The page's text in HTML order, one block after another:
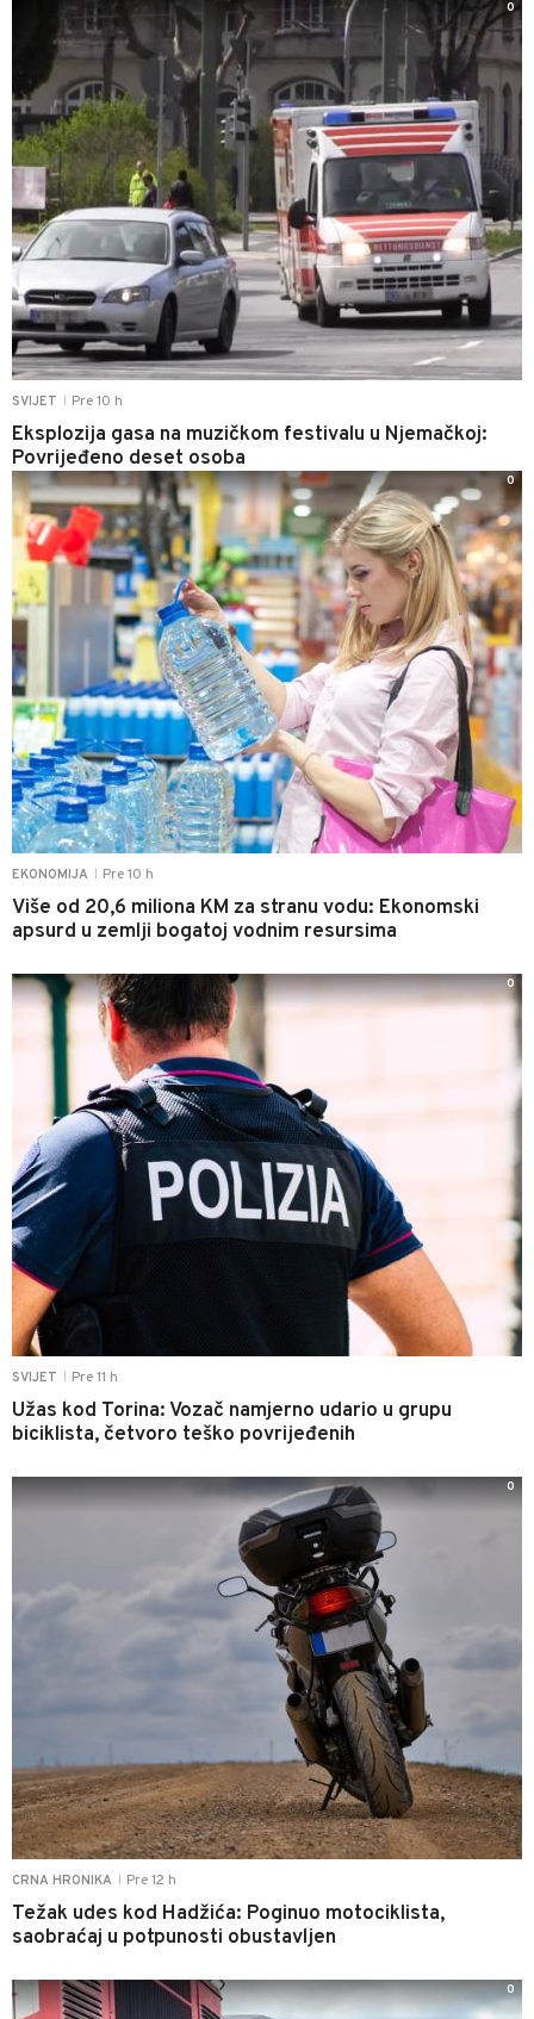
SVIJET Pre 10 h
Eksplozija gasa na muzičkom festivalu u Njemačkoj:
Povrijeđeno deset osoba
0
EKONOMIJA Pre 10 h
Više od 20,6 miliona KM za stranu vodu: Ekonomski
apsurd u zemlji bogatoj vodnim resursima
0
SVIJET Pre 11 h
Užas kod Torina: Vozač namjerno udario u grupu
biciklista, četvoro teško povrijeđenih
0
CRNA HRONIKA Pre 12 h
Težak udes kod Hadžića: Poginuo motociklista,
saobraćaj u potpunosti obustavljen
0
0